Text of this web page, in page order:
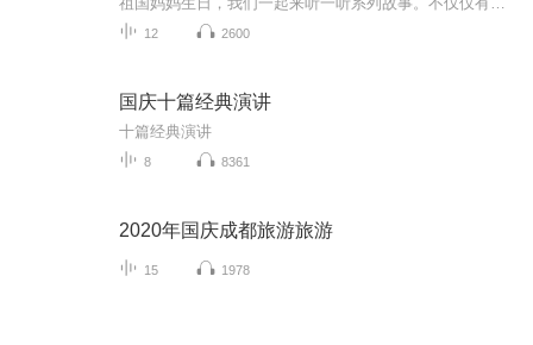
12 2600
国庆十篇经典演讲
十篇经典演讲
8 8361
2020年国庆成都旅游旅游
15 1978